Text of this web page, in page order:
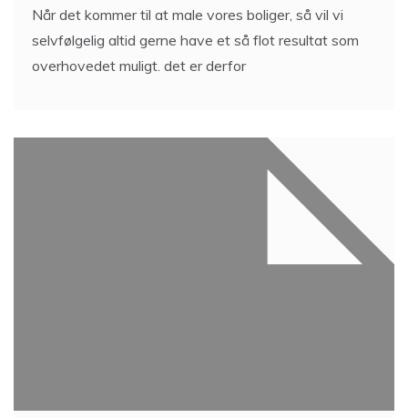
Når det kommer til at male vores boliger, så vil vi
selvfølgelig altid gerne have et så flot resultat som
overhovedet muligt. det er derfor